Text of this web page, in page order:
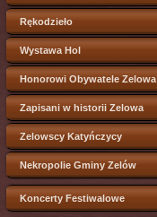
Rękodzieło
Wystawa Hol
Honorowi Obywatele Zelowa
Zapisani w historii Zelowa
Zelowscy Katyńczycy
Nekropolie Gminy Zelów
Koncerty Festiwalowe